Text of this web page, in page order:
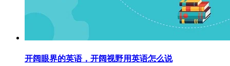
开阔眼界的英语，开阔视野用英语怎么说